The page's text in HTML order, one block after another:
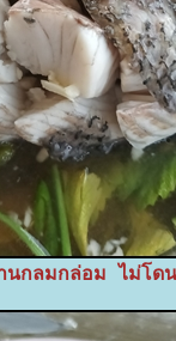
นกลมกล่อม ไม่โด